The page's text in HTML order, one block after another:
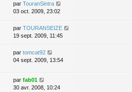
par TouranSintra
03 oct. 2009, 23:02
par TOURANSEIZE
19 sept. 2009, 11:45
par tomcat92
04 sept. 2009, 13:54
par fab01
30 avr. 2008, 10:24